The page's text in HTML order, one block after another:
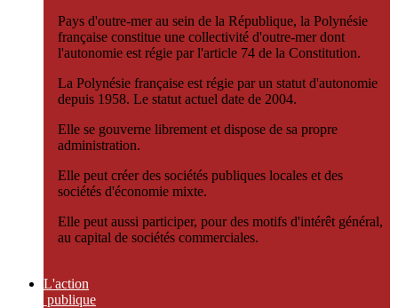
Pays d'outre-mer au sein de la République, la Polynésie
française constitue une collectivité d'outre-mer dont
l'autonomie est régie par l'article 74 de la Constitution.
La Polynésie française est régie par un statut d'autonomie
depuis 1958. Le statut actuel date de 2004.
Elle se gouverne librement et dispose de sa propre
administration.
Elle peut créer des sociétés publiques locales et des
sociétés d'économie mixte.
Elle peut aussi participer, pour des motifs d'intérêt général,
au capital de sociétés commerciales.
L'action
publique